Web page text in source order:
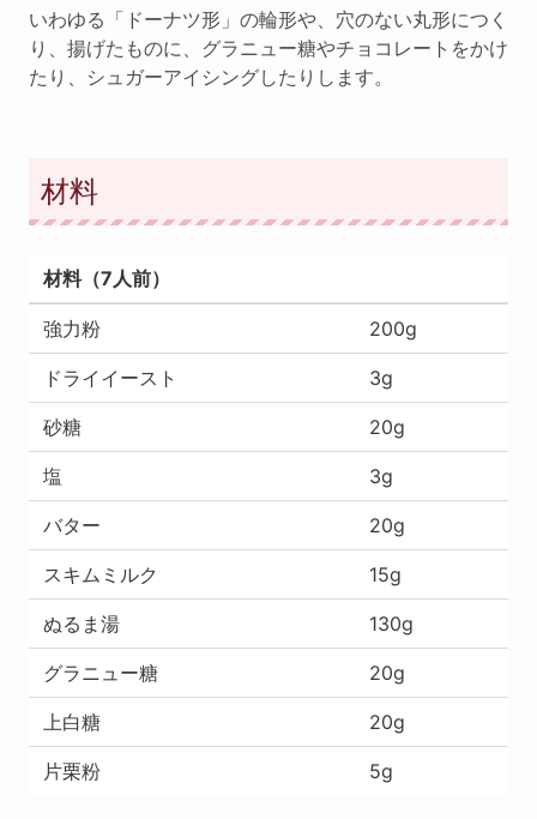
いわゆる「ドーナツ形」の輪形や、穴のない丸形につく
り、揚げたものに、グラニュー糖やチョコレートをかけ
たり、シュガーアイシングしたりします。
材料
材料（7人前）
強力粉 200g
ドライイースト 3g
砂糖 20g
塩 3g
バター 20g
スキムミルク 15g
ぬるま湯 130g
グラニュー糖 20g
上白糖 20g
片栗粉 5g